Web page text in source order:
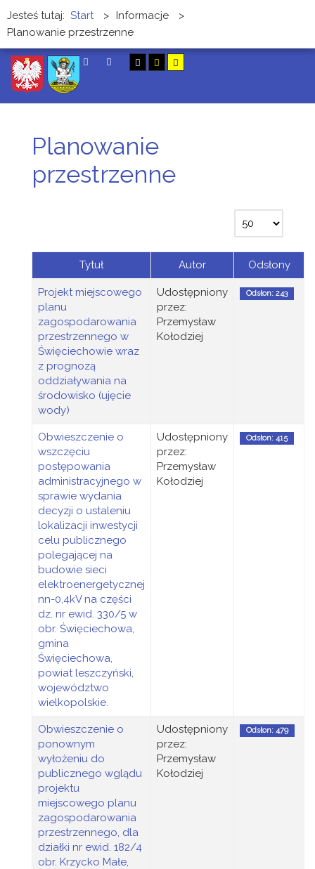
Jesteś tutaj: Start > Informacje
>
Planowanie przestrzenne
Planowanie
przestrzenne
Tytuł Autor Odsłony
Projekt miejscowego
planu
zagospodarowania
przestrzennego w
Święciechowie wraz
z prognozą
oddziaływania na
środowisko (ujęcie
wody)
Udostępniony
przez:
Przemysław
Kołodziej
Odsłon: 243
Obwieszczenie o
wszczęciu
postępowania
administracyjnego w
sprawie wydania
decyzji o ustaleniu
lokalizacji inwestycji
celu publicznego
polegającej na
budowie sieci
elektroenergetycznej
nn-0,4kV na części
dz. nr ewid. 330/5 w
obr. Święciechowa,
gmina
Święciechowa,
powiat leszczyński,
województwo
wielkopolskie.
Udostępniony
przez:
Przemysław
Kołodziej
Odsłon: 415
Obwieszczenie o
ponownym
wyłożeniu do
publicznego wglądu
projektu
miejscowego planu
zagospodarowania
przestrzennego, dla
działki nr ewid. 182/4
obr. Krzycko Małe,
Udostępniony
przez:
Przemysław
Kołodziej
Odsłon: 479